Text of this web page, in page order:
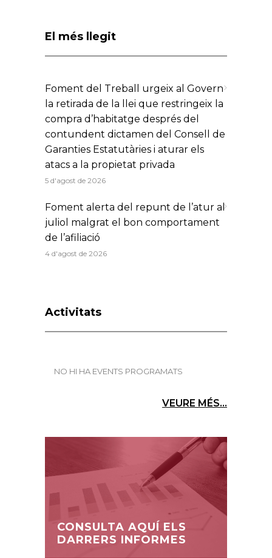
El més llegit
Foment del Treball urgeix al Govern
la retirada de la llei que restringeix la
compra d’habitatge després del
contundent dictamen del Consell de
Garanties Estatutàries i aturar els
atacs a la propietat privada
5 d'agost de 2026
Foment alerta del repunt de l’atur al
juliol malgrat el bon comportament
de l’afiliació
4 d'agost de 2026
Activitats
NO HI HA EVENTS PROGRAMATS
VEURE MÉS...
CONSULTA AQUÍ ELS
DARRERS INFORMES